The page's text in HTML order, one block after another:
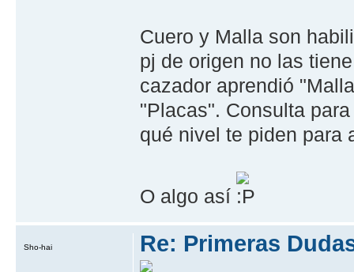
Cuero y Malla son
pj de origen no las
cazador aprendió
"Placas". Consulta
qué nivel te piden para
O algo así
Re: Primeras
Sho-hai